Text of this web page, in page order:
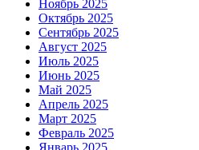
Ноябрь 2025
Октябрь 2025
Сентябрь 2025
Август 2025
Июль 2025
Июнь 2025
Май 2025
Апрель 2025
Март 2025
Февраль 2025
Январь 2025